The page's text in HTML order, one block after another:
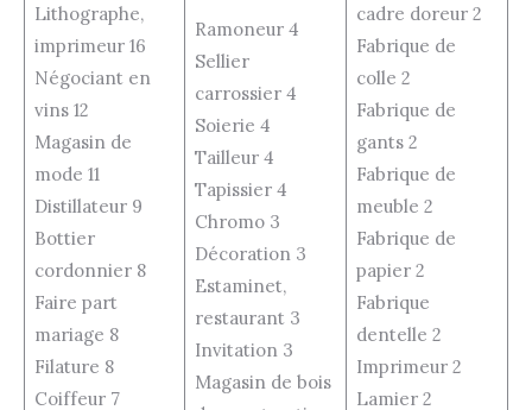
Lithographe,
imprimeur 16
Négociant en
vins 12
Magasin de
mode 11
Distillateur 9
Bottier
cordonnier 8
Faire part
mariage 8
Filature 8
Coiffeur 7
Ramoneur 4
Sellier
carrossier 4
Soierie 4
Tailleur 4
Tapissier 4
Chromo 3
Décoration 3
Estaminet,
restaurant 3
Invitation 3
Magasin de bois
cadre doreur 2
Fabrique de
colle 2
Fabrique de
gants 2
Fabrique de
meuble 2
Fabrique de
papier 2
Fabrique
dentelle 2
Imprimeur 2
Lamier 2